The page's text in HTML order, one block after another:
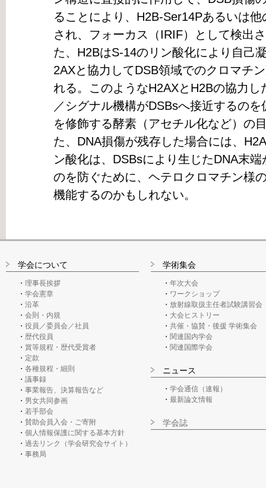
ることにより、H2B-Ser14Pあるいは
され、フォーカス（IRIF）として検出
た、H2BはS-14のリン酸化により自己
2AXと協力してDSB領域でのクロマチ
れる。このようなH2AXとH2Bの協力
／シグナル機構がDSBsへ接近するの
を修飾する酵素（アセチル化など）の
た、DNA損傷が残存した場合には、
ン酸化は、DSBsにより生じたDNA末
のを防ぐために、ヘテロクロマチン様
機能するのかもしれない。
学会について
理事長挨拶
学会憲章
沿革
会則・内規
役員／委員会／社員
歴代役員
賞等規程・歴代受賞者
定款
各種規程・細則
議事録
事業報告、決算報告など
男女共同参画
若手部会
賛助会員入会・ご寄附
個人情報保護に関する基本方針
過去リンク（学会研究会サイト）
事務局
学術集会
年次大会
ワークショップ
放射線取扱主任者試験講習会
大会ヒストリー
共催・協賛・後援 学術集会
関連国内学会
関連国際学会
ニュース
学会通信（速報）
最新論文情報
学会誌